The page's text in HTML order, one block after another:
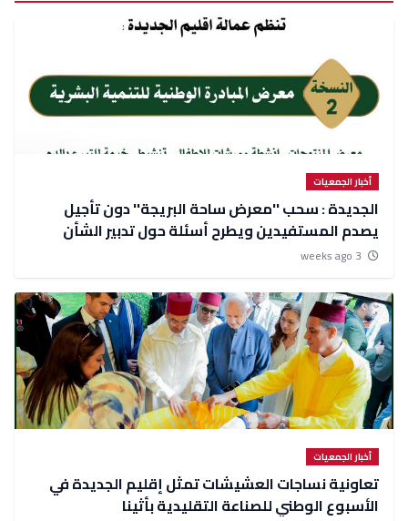
أخبار الجمعيات
الجديدة : سحب ''معرض ساحة البريجة'' دون تأجيل
يصدم المستفيدين ويطرح أسئلة حول تدبير الشأن
المحلي
أخبار الجمعيات
تعاونية نساجات العشيشات تمثل إقليم الجديدة في
الأسبوع الوطني للصناعة التقليدية بأثينا